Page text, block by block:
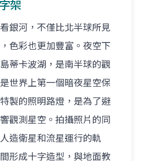
架
銀河，不僅比北半球所見
色彩也更加豐富。夜空下
蒂卡波湖，是南半球的觀
世界上第一個暗夜星空保
製的照明路燈，是為了避
觀測星空。拍攝照片的同
造衛星和流星運行的軌
形成十字造型，與地面教